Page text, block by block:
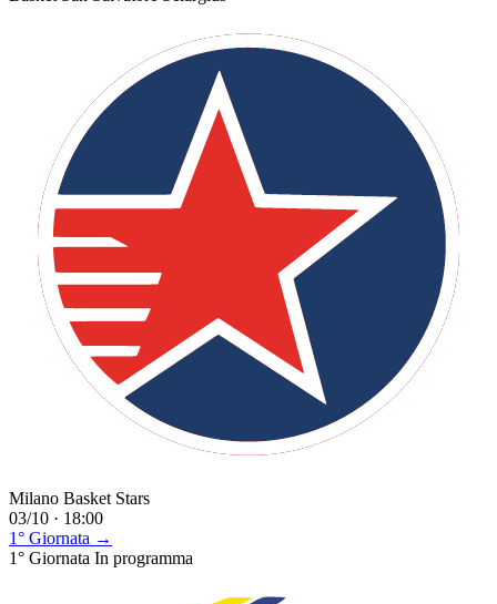
Milano Basket Stars
03/10 · 18:00
1° Giornata →
1° Giornata In programma